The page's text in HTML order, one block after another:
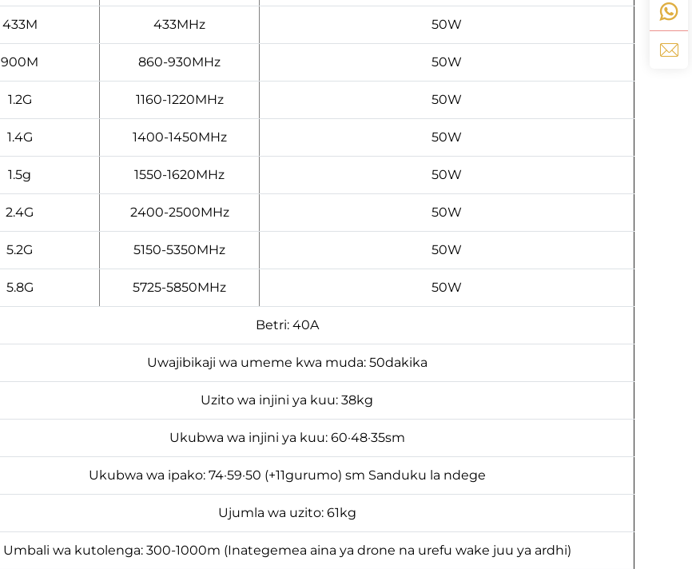
433M 433MHz 50W
900M 860-930MHz 50W
1.2G 1160-1220MHz 50W
1.4G 1400-1450MHz 50W
1.5g 1550-1620MHz 50W
2.4G 2400-2500MHz 50W
5.2G 5150-5350MHz 50W
5.8G 5725-5850MHz 50W
Betri: 40A
Uwajibikaji wa umeme kwa muda: 50dakika
Uzito wa injini ya kuu: 38kg
Ukubwa wa injini ya kuu: 60·48·35sm
Ukubwa wa ipako: 74·59·50 (+11gurumo) sm Sanduku la ndege
Ujumla wa uzito: 61kg
Umbali wa kutolenga: 300-1000m (Inategemea aina ya drone na urefu wake juu ya ardhi)